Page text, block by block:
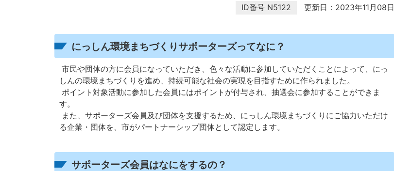
ID番号 N5122 更新日：2023年11月08日
にっしん環境まちづくりサポーターズってなに？
市民や団体の方に会員になっていただき、色々な活動に参加していただくことによって、にっ
しんの環境まちづくりを進め、持続可能な社会の実現を目指すために作られました。
ポイント対象活動に参加した会員にはポイントが付与され、抽選会に参加することができま
す。
また、サポーターズ会員及び団体を支援するため、にっしん環境まちづくりにご協力いただけ
る企業・団体を、市がパートナーシップ団体として認定します。
サポーターズ会員はなにをするの？